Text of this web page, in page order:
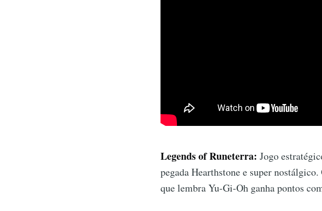
Legends of Runeterra: Jogo
pegada Hearthstone e super
que lembra Yu-Gi-Oh ganha pontos